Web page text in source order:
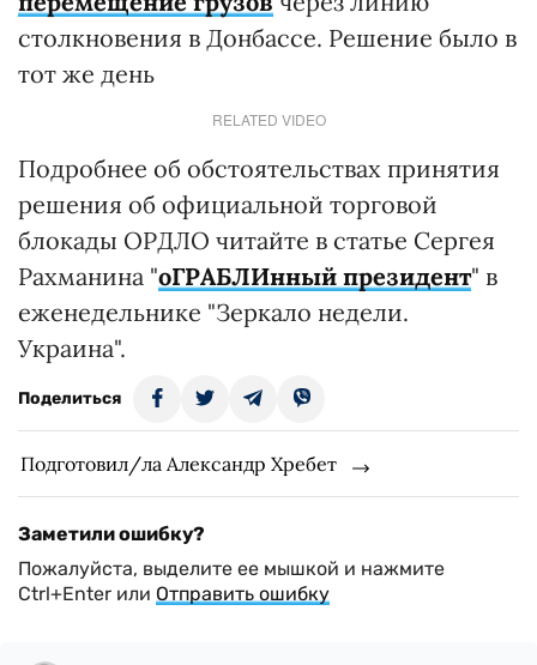
столкновения в Донбассе. Решение было в
тот же день
RELATED VIDEO
Подробнее об обстоятельствах принятия
решения об официальной торговой
блокады ОРДЛО читайте в статье Сергея
Рахманина "оГРАБЛИнный президент" в
еженедельнике "Зеркало недели.
Украина".
Поделиться
Подготовил/ла Александр Хребет
Заметили ошибку?
Пожалуйста, выделите ее мышкой и нажмите
Ctrl+Enter или Отправить ошибку